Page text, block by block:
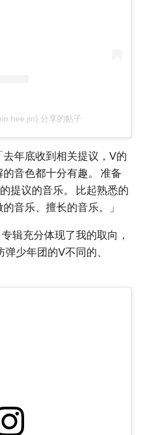
分享的帖子
年底收到相关提议，V的
音色都十分有趣。 准备
提议的音乐。 比起熟悉的
音乐、擅长的音乐。」
辑充分体现了我的取向，
少年团的V不同的、